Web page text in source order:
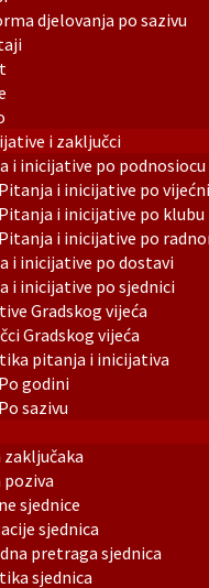
djelovanja po sazivu
i zaključci
i inicijative po podnosiocu
Pitanja i inicijative po
Pitanja i inicijative po klubu
Pitanja i inicijative po
i inicijative po dostavi
i inicijative po sjednici
Gradskog vijeća
Gradskog vijeća
pitanja i inicijativa
Po godini
Po sazivu
zaključaka
poziva
sjednice
sjednica
pretraga sjednica
sjednica